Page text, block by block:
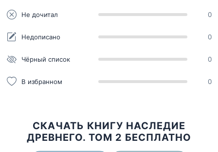
Не дочитал 0
Недописано 0
Чёрный список 0
В избранном 0
СКАЧАТЬ КНИГУ НАСЛЕДИЕ
ДРЕВНЕГО. ТОМ 2 БЕСПЛАТНО